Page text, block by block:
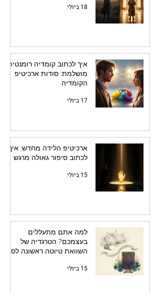
18 ביולי
איך לכתוב קומדיה רומנטית
מושלמת: סודות ארכיטיפ
הקומדיה
17 ביולי
ארכיטיפ הלידה מחדש: איך
לכתוב סיפור גאולה מרגש
15 ביולי
למה אתם מתעללים
בעצמכם? הטרגדיה של
השוואת טיוטה ראשונה לספר
15 ביולי